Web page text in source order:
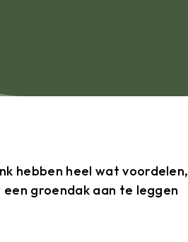
hebben heel wat voordelen,
groendak aan te leggen